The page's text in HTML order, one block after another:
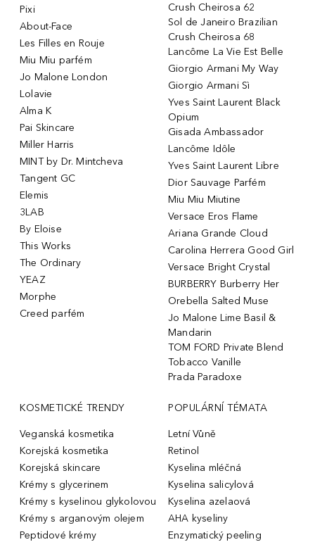
Pixi
About-Face
Les Filles en Rouje
Miu Miu parfém
Jo Malone London
Lolavie
Alma K
Pai Skincare
Miller Harris
MINT by Dr. Mintcheva
Tangent GC
Elemis
3LAB
By Eloise
This Works
The Ordinary
YEAZ
Morphe
Creed parfém
Crush Cheirosa 62
Sol de Janeiro Brazilian
Crush Cheirosa 68
Lancôme La Vie Est Belle
Giorgio Armani My Way
Giorgio Armani Sì
Yves Saint Laurent Black
Opium
Gisada Ambassador
Lancôme Idôle
Yves Saint Laurent Libre
Dior Sauvage Parfém
Miu Miu Miutine
Versace Eros Flame
Ariana Grande Cloud
Carolina Herrera Good Girl
Versace Bright Crystal
BURBERRY Burberry Her
Orebella Salted Muse
Jo Malone Lime Basil &
Mandarin
TOM FORD Private Blend
Tobacco Vanille
Prada Paradoxe
KOSMETICKÉ TRENDY
Veganská kosmetika
Korejská kosmetika
Korejská skincare
Krémy s glycerinem
Krémy s kyselinou glykolovou
Krémy s arganovým olejem
Peptidové krémy
POPULÁRNÍ TÉMATA
Letní Vůně
Retinol
Kyselina mléčná
Kyselina salicylová
Kyselina azelaová
AHA kyseliny
Enzymatický peeling